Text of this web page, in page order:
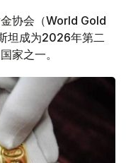
金协会（World Gold
坦成为2026年第二
家之一。